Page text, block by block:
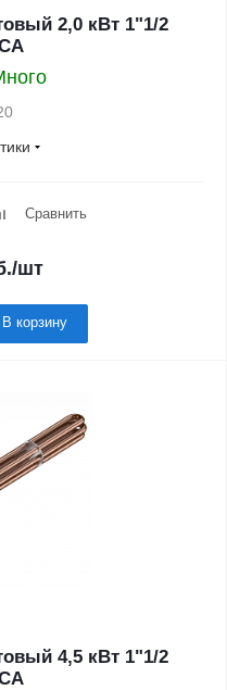
2,0 кВт 1"1/2
Сравнить
/шт
В корзину
4,5 кВт 1"1/2